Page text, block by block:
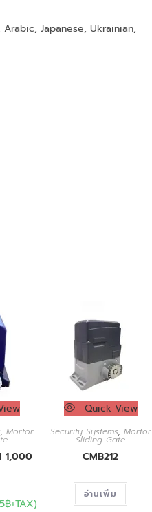
Japanese, Ukrainian,
, Mortor
1,000
฿+TAX)
Quick View
Security Systems, Mortor
Sliding Gate
CMB212
อ่านเพิ่ม